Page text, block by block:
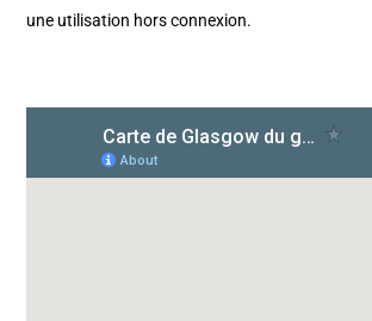
une utilisation hors connexion.